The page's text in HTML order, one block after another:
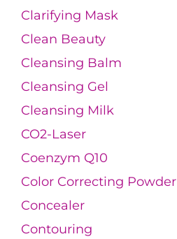
Clarifying Mask
Clean Beauty
Cleansing Balm
Cleansing Gel
Cleansing Milk
CO2-Laser
Coenzym Q10
Color Correcting Powder
Concealer
Contouring